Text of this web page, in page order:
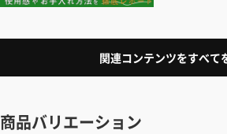
関連コンテンツをすべて
商品バリエーション